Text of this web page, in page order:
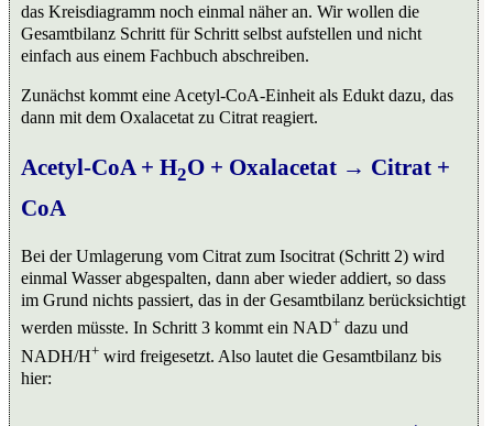
das Kreisdiagramm noch einmal näher an. Wir wollen die
Gesamtbilanz Schritt für Schritt selbst aufstellen und nicht
einfach aus einem Fachbuch abschreiben.
Zunächst kommt eine Acetyl-CoA-Einheit als Edukt dazu, das
dann mit dem Oxalacetat zu Citrat reagiert.
Acetyl-CoA + H2O + Oxalacetat → Citrat +
CoA
Bei der Umlagerung vom Citrat zum Isocitrat (Schritt 2) wird
einmal Wasser abgespalten, dann aber wieder addiert, so dass
im Grund nichts passiert, das in der Gesamtbilanz berücksichtigt
werden müsste. In Schritt 3 kommt ein NAD+ dazu und
NADH/H+ wird freigesetzt. Also lautet die Gesamtbilanz bis
hier: